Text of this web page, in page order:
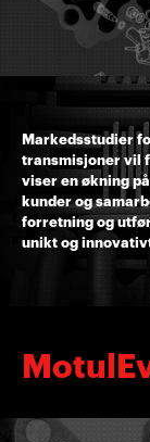
Markedsstudier
transmisjoner vil
viser en økning
kunder og
forretning og
unikt og